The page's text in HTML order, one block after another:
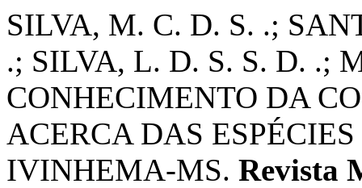
SILVA, M. C. D. S. .;
.; SILVA, L. D. S. S. D. .;
CONHECIMENTO DA
ACERCA DAS
IVINHEMA-MS. Revista